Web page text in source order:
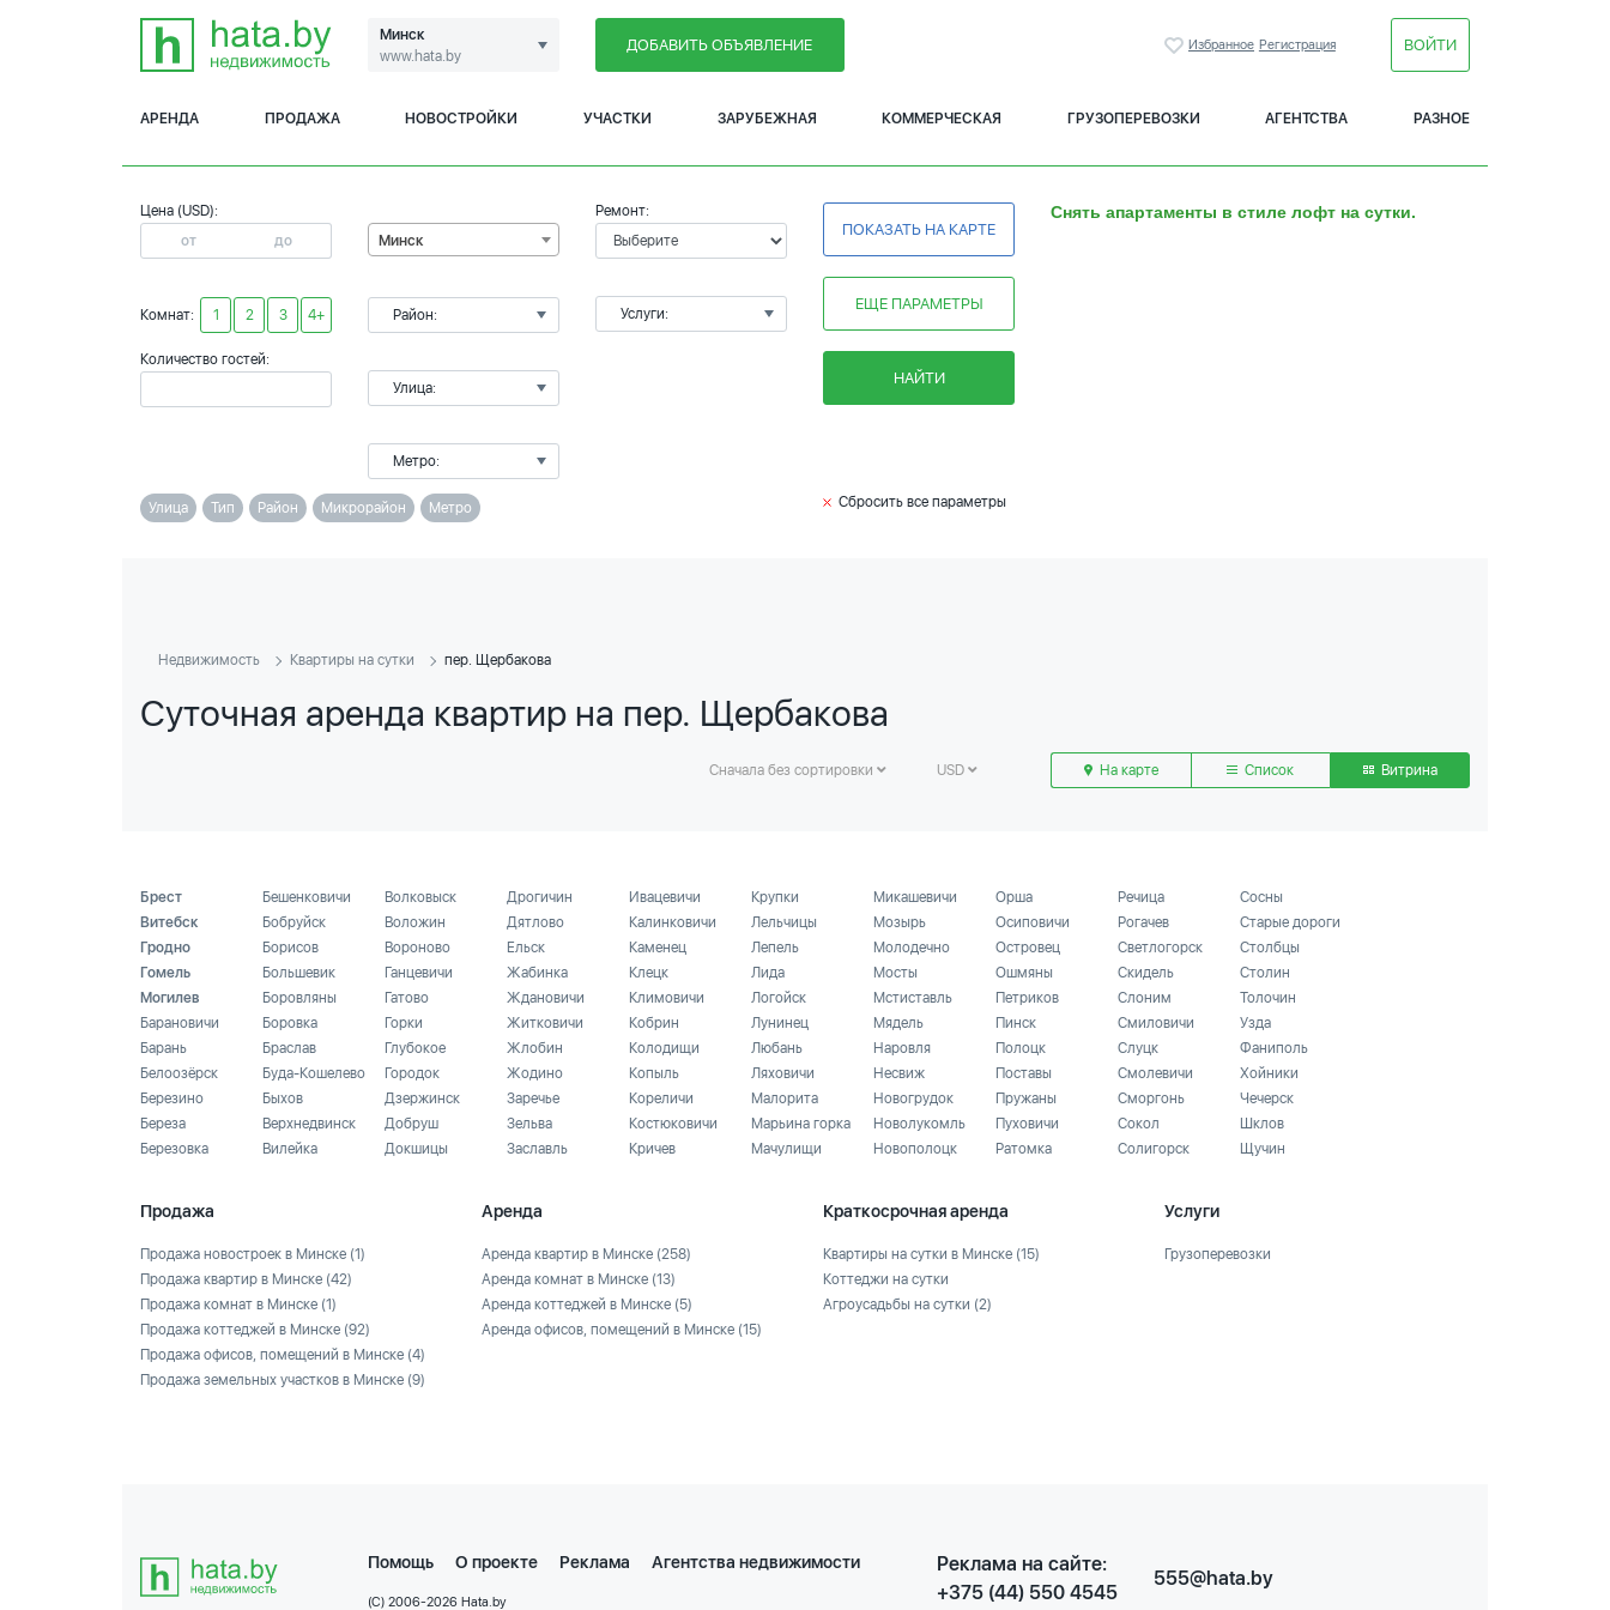
Минск
www.hata.by
ДОБАВИТЬ ОБЪЯВЛЕНИЕ Избранное Регистрация ВОЙТИ
АРЕНДА ПРОДАЖА НОВОСТРОЙКИ УЧАСТКИ ЗАРУБЕЖНАЯ КОММЕРЧЕСКАЯ ГРУЗОПЕРЕВОЗКИ АГЕНТСТВА РАЗНОЕ
Цена (USD):
Комнат: 1 2 3 4+
Количество гостей:
Минск
Район:
Улица:
Метро:
Ремонт:
Услуги:
ПОКАЗАТЬ НА КАРТЕ
ЕЩЕ ПАРАМЕТРЫ
НАЙТИ
Снять апартаменты в стиле лофт на сутки.
Улица Тип Район Микрорайон Метро Сбросить все параметры
Недвижимость Квартиры на сутки пер. Щербакова
Суточная аренда квартир на пер. Щербакова
Сначала без сортировки USD На карте Список Витрина
Брест
Витебск
Гродно
Гомель
Могилев
Барановичи
Барань
Белоозёрск
Березино
Береза
Березовка
Бешенковичи
Бобруйск
Борисов
Большевик
Боровляны
Боровка
Браслав
Буда-Кошелево
Быхов
Верхнедвинск
Вилейка
Волковыск
Воложин
Вороново
Ганцевичи
Гатово
Горки
Глубокое
Городок
Дзержинск
Добруш
Докшицы
Дрогичин
Дятлово
Ельск
Жабинка
Ждановичи
Житковичи
Жлобин
Жодино
Заречье
Зельва
Заславль
Ивацевичи
Калинковичи
Каменец
Клецк
Климовичи
Кобрин
Колодищи
Копыль
Кореличи
Костюковичи
Кричев
Крупки
Лельчицы
Лепель
Лида
Логойск
Лунинец
Любань
Ляховичи
Малорита
Марьина горка
Мачулищи
Микашевичи
Мозырь
Молодечно
Мосты
Мстиставль
Мядель
Наровля
Несвиж
Новогрудок
Новолукомль
Новополоцк
Орша
Осиповичи
Островец
Ошмяны
Петриков
Пинск
Полоцк
Поставы
Пружаны
Пуховичи
Ратомка
Речица
Рогачев
Светлогорск
Скидель
Слоним
Смиловичи
Слуцк
Смолевичи
Сморгонь
Сокол
Солигорск
Сосны
Старые дороги
Столбцы
Столин
Толочин
Узда
Фаниполь
Хойники
Чечерск
Шклов
Щучин
Продажа
Продажа новостроек в Минске (1)
Продажа квартир в Минске (42)
Продажа комнат в Минске (1)
Продажа коттеджей в Минске (92)
Продажа офисов, помещений в Минске (4)
Продажа земельных участков в Минске (9)
Аренда
Аренда квартир в Минске (258)
Аренда комнат в Минске (13)
Аренда коттеджей в Минске (5)
Аренда офисов, помещений в Минске (15)
Краткосрочная аренда
Квартиры на сутки в Минске (15)
Коттеджи на сутки
Агроусадьбы на сутки (2)
Услуги
Грузоперевозки
Помощь О проекте Реклама Агентства недвижимости
(C) 2006-2026 Hata.by
Реклама на сайте:
+375 (44) 550 4545
555@hata.by